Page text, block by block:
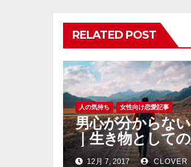
ョ
ン
RELATED POST
人の気持ち 女性向け恋愛記事
男心が分からな
｜生き物として
心12月 7, 2017 CLOVER